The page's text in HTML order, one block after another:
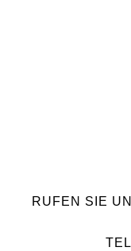
RUFEN SIE